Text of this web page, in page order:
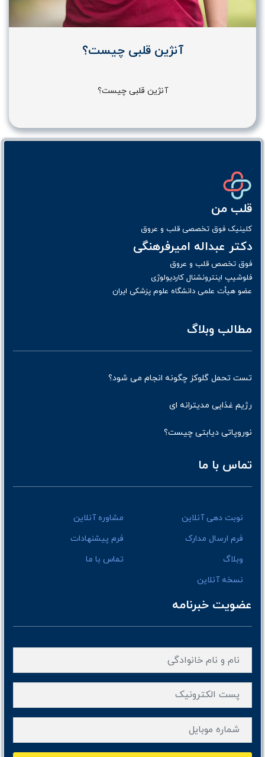
آنژین قلبی چیست؟
آنژین قلبی چیست؟
قلب من
کلینیک فوق تخصصی قلب و عروق
دکتر عبداله امیرفرهنگی
فوق تخصص قلب و عروق
فلوشیپ اینترونشنال کاردیولوژی
عضو هیأت علمی دانشگاه علوم پزشکی ایران
مطالب وبلاگ
تست تحمل گلوکز چگونه انجام می شود؟
رژیم غذایی مدیترانه ای
نوروپاتی دیابتی چیست؟
تماس با ما
نوبت دهی آنلاین
مشاوره آنلاین
فرم ارسال مدارک
فرم پیشنهادات
وبلاگ
تماس با ما
نسخه آنلاین
عضویت خبرنامه